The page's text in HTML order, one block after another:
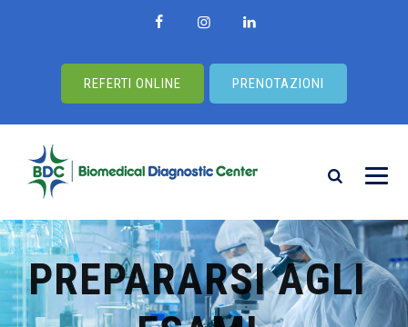
REFERTI ONLINE PRENOTAZIONI
PREPARARSI AGLI